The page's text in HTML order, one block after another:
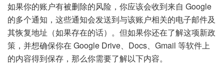
如果你的账户有被删除的风险，你应该会收到来自 Google
的多个通知，这些通知会发送到与该账户相关的电子邮件及
其恢复地址（如果存在的话）。但如果你还在了解这项新政
策，并想确保你在 Google Drive、Docs、Gmail 等软件上
的内容得到保存，那么你需要了解以下内容。